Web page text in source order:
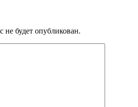
будет опубликован.